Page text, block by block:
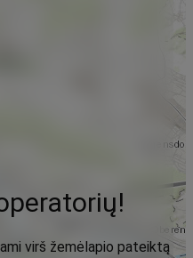
virš žemėlapio pateiktą